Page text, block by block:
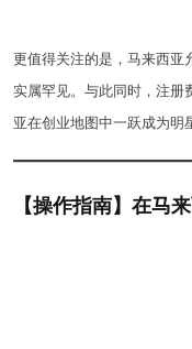
更值得关注的是，马来西亚
实属罕见。与此同时，注册
亚在创业地图中一跃成为明
【操作指南】在马